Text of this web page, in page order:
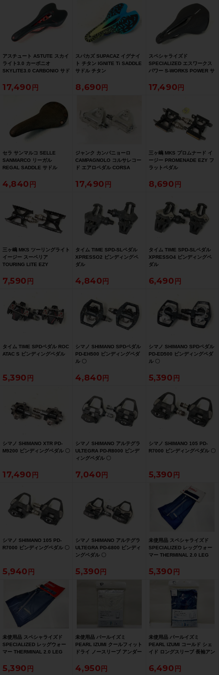
アスチュート ASTUTE スカイ
ライト3.0 カーボニオ
SKYLITE3.0 CARBONIO サド
17,490
スパカズ SUPACAZ イグナイ
ト チタン IGNITE Ti SADDLE
サドル チタン
8,690
スペシャライズド
SPECIALIZED エスワークス
パワー S-WORKS POWER サ
17,490
セラ サンマルコ SELLE
SANMARCO リーガル
REGAL SADDLE サドル
4,840
ジャンク カンパニョーロ
CAMPAGNOLO コルサレコー
ド エアロペダル CORSA
トペダル
17,490
三ヶ嶋 MKS プロムナード イ
ージー PROMENADE EZY フ
ラットペダル
8,690
三ヶ嶋 MKS ツーリングライト
イージー スーペリア
TOURING LITE EZY
7,590
タイム TIME SPD-SLペダル
XPRESSO2 ビンディングペ
ダル
4,840
タイム TIME SPD-SLペダル
XPRESSO4 ビンディングペ
ダル
6,490
タイム TIME SPDペダル ROC
ATAC S ビンディングペダル
5,390
シマノ SHIMANO SPDペダル
PD-EH500 ビンディングペダ
ル 〇
4,840
シマノ SHIMANO SPDペダル
PD-ED500 ビンディングペダ
ル 〇
5,390
シマノ SHIMANO XTR PD-
M9200 ビンディングペダル 〇
17,490
シマノ SHIMANO アルテグラ
ULTEGRA PD-R8000 ビンデ
ィングペダル 〇
7,040
シマノ SHIMANO 105 PD-
R7000 ビンディングペダル 〇
5,390
シマノ SHIMANO 105 PD-
R7000 ビンディングペダル 〇
5,940
シマノ SHIMANO アルテグラ
ULTEGRA PD-6800 ビンディ
ングペダル 〇
5,390
未使用品 スペシャライズド
SPECIALIZED レッグウォー
マー THERMINAL 2.0 LEG
XSサイズ ブラック
5,390
未使用品 スペシャライズド
SPECIALIZED レッグウォー
マー THERMINAL 2.0 LEG
5,390
未使用品 パールイズミ
PEARL IZUMI クールフィット
ドライ ノースリーブ アンダー
4,950
未使用品 パールイズミ
PEARL IZUMI コールド シェ
イド ロングスリーブ 長袖アン
ク
6,490